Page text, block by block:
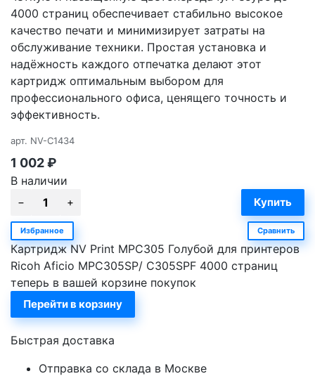
4000 страниц обеспечивает стабильно высокое
качество печати и минимизирует затраты на
обслуживание техники. Простая установка и
надёжность каждого отпечатка делают этот
картридж оптимальным выбором для
профессионального офиса, ценящего точность и
эффективность.
арт. NV-C1434
1 002₽
В наличии
Избранное Сравнить
Картридж NV Print MPC305 Голубой для принтеров
Ricoh Aficio MPC305SP/ C305SPF 4000 страниц
теперь в вашей корзине покупок
Перейти в корзину
Быстрая доставка
Отправка со склада в Москве